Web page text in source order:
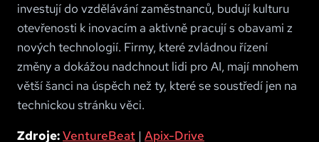
investují do vzdělávání zaměstnanců, budují kulturu
otevřenosti k inovacím a aktivně pracují s obavami z
nových technologií. Firmy, které zvládnou řízení
změny a dokážou nadchnout lidi pro AI, mají mnohem
větší šanci na úspěch než ty, které se soustředí jen na
technickou stránku věci.
Zdroje:VentureBeat | Apix-Drive